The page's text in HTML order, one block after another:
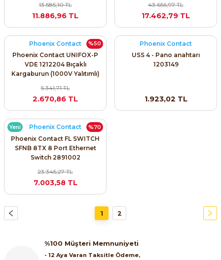
13.585,10 TL
11.886,96 TL
43.656,97 TL
17.462,79 TL
%50
Phoenix Contact
Phoenix Contact UNIFOX-P
VDE 1212204 Bıçaklı
Kargaburun (1000V Yalıtımlı)
5.341,71 TL
2.670,86 TL
Phoenix Contact
USS 4 - Pano anahtarı
1203149
1.923,02 TL
Yeni %70
Phoenix Contact
Phoenix Contact FL SWITCH
SFNB 8TX 8 Port Ethernet
Switch 2891002
23.345,27 TL
7.003,58 TL
1 2
%100 Müşteri Memnuniyeti
- 12 Aya Varan Taksitle Ödeme,